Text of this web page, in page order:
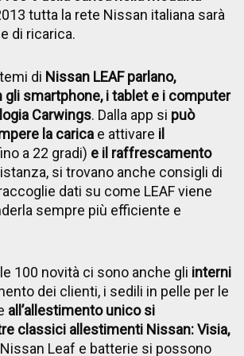
tutta la rete Nissan italiana sarà
di ricarica.
di Nissan LEAF parlano,
smartphone, i tablet e i computer
Carwings. Dalla app si può
la carica e attivare il
a 22 gradi) e il raffrescamento
si trovano anche consigli di
dati su come LEAF viene
sempre più efficiente e
100 novità ci sono anche gli interni
dei clienti, i sedili in pelle per le
all’allestimento unico si
classici allestimenti Nissan: Visia,
Leaf e batterie si possono